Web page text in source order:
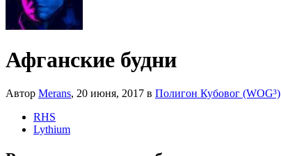
Афганские будни
Автор Merans, 20 июня, 2017 в Полигон Кубовог (WOG³)
RHS
Lythium